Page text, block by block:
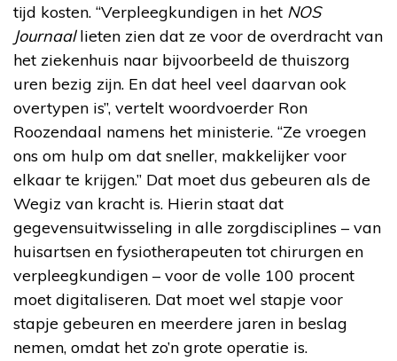
tijd kosten. “Verpleegkundigen in het NOS
Journaallieten zien dat ze voor de overdracht van
het ziekenhuis naar bijvoorbeeld de thuiszorg
uren bezig zijn. En dat heel veel daarvan ook
overtypen is”, vertelt woordvoerder Ron
Roozendaal namens het ministerie. “Ze vroegen
ons om hulp om dat sneller, makkelijker voor
elkaar te krijgen.” Dat moet dus gebeuren als de
Wegiz van kracht is. Hierin staat dat
gegevensuitwisseling in alle zorgdisciplines – van
huisartsen en fysiotherapeuten tot chirurgen en
verpleegkundigen – voor de volle 100 procent
moet digitaliseren. Dat moet wel stapje voor
stapje gebeuren en meerdere jaren in beslag
nemen, omdat het zo’n grote operatie is.